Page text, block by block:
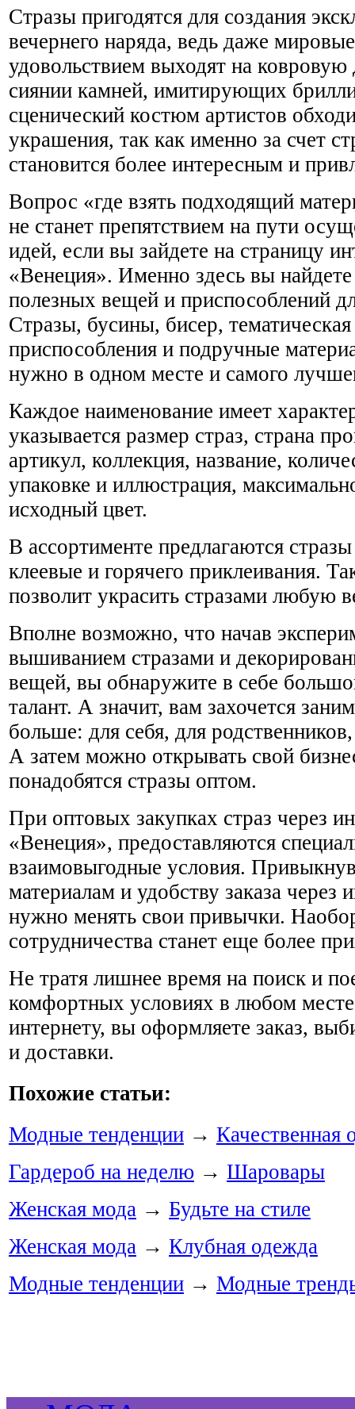
Стразы пригодятся для создания
вечернего наряда, ведь даже
удовольствием выходят на
сиянии камней, имитирующих
сценический костюм артистов
украшения, так как именно за счет
становится более интересным и
Вопрос «где взять подходящий
не станет препятствием на пути
идей, если вы зайдете на страницу
«Венеция». Именно здесь вы найдете
полезных вещей и приспособлений
Стразы, бусины, бисер, тематическая
приспособления и подручные
нужно в одном месте и самого
Каждое наименование имеет
указывается размер страз, страна
артикул, коллекция, название,
упаковке и иллюстрация,
исходный цвет.
В ассортименте предлагаются
клеевые и горячего приклеивания.
позволит украсить стразами любую
Вполне возможно, что начав
вышиванием стразами и
вещей, вы обнаружите в себе
талант. А значит, вам захочется
больше: для себя, для
А затем можно открывать свой
понадобятся стразы оптом.
При оптовых закупках страз через
«Венеция», предоставляются
взаимовыгодные условия.
материалам и удобству заказа через
нужно менять свои привычки.
сотрудничества станет еще более
Не тратя лишнее время на поиск и
комфортных условиях в любом
интернету, вы оформляете заказ,
и доставки.
Похожие статьи:
Модные тенденции → Качественная
Гардероб на неделю → Шаровары
Женская мода → Будьте на стиле
Женская мода → Клубная одежда
Модные тенденции → Модные